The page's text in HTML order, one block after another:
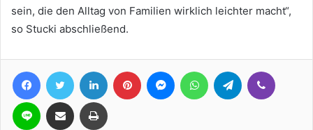
sein, die den Alltag von Familien wirklich leichter macht“,
so Stucki abschließend.
FacebookTwitter LinkedIn Pinterest MessengerWhatsAppTelegram
Line Teile per E-Mail Drucken